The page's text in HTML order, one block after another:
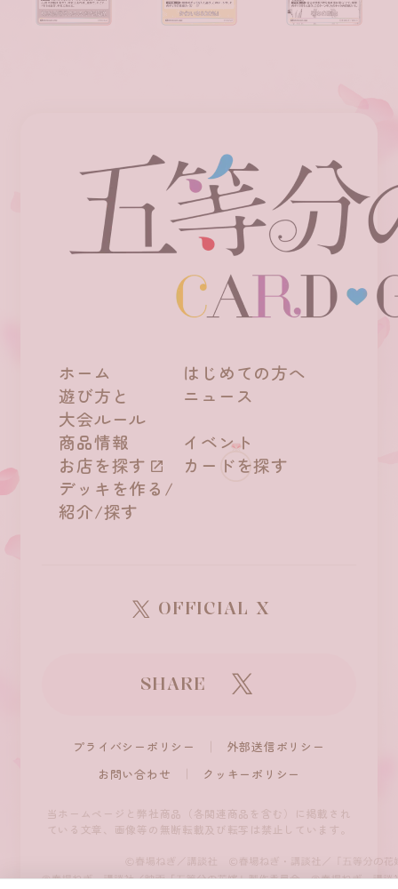
ホーム
はじめての方へ
遊び方と
大会ルール
ニュース
商品情報
イベント
お店を探す
カードを探す
デッキを作る/
紹介/探す
OFFICIAL X
SHARE
プライバシーポリシー
外部送信ポリシー
お問い合わせ
クッキーポリシー
当ホームページと弊社商品（各関連商品を含む）に掲載され
ている文章、 画像等の無断転載及び転写は禁止しています。